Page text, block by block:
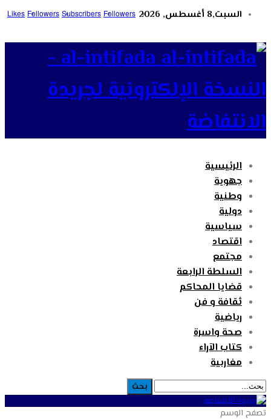
Likes Followers Subscribers Followers السبت,8 أغسطس, 2026
al-intifada -
النسخة الإلكترونية لجريدة
الانتفاضة
الرئيسية
جهوية
وطنية
دولية
سياسية
اقتصاد
مجتمع
السلطة الرابعة
قضايا المحاكم
ثقافة و فن
رياضية
صحة واسرة
كتاب الآراء
مغاربية
تصفح الوسم